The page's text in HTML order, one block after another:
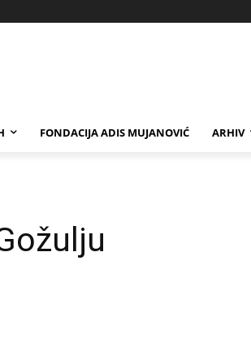
FONDACIJA ADIS MUJANOVIĆ ARHIV